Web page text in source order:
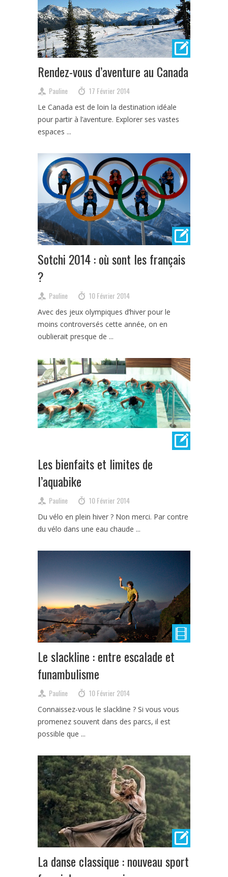
Rendez-vous d’aventure au Canada
Pauline 17 Février 2014
Le Canada est de loin la destination idéale
pour partir à l’aventure. Explorer ses vastes
espaces ...
Sotchi 2014 : où sont les français
?
Pauline 10 Février 2014
Avec des jeux olympiques d’hiver pour le
moins controversés cette année, on en
oublierait presque de ...
Les bienfaits et limites de
l’aquabike
Pauline 10 Février 2014
Du vélo en plein hiver ? Non merci. Par contre
du vélo dans une eau chaude ...
Le slackline : entre escalade et
funambulisme
Pauline 10 Février 2014
Connaissez-vous le slackline ? Si vous vous
promenez souvent dans des parcs, il est
possible que ...
La danse classique : nouveau sport